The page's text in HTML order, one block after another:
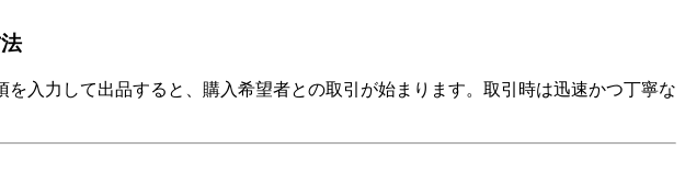
入力して出品すると、購入希望者との取引が始まります。取引時は迅速かつ丁寧な